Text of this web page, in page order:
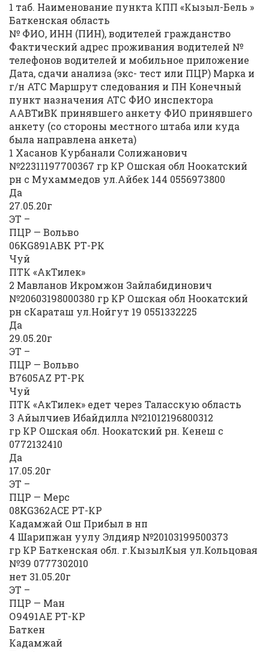
1 таб. Наименование пункта КПП «Кызыл-Бель »
Баткенская область
№ ФИО, ИНН (ПИН), водителей гражданство
Фактический адрес проживания водителей №
телефонов водителей и мобильное приложение
Дата, сдачи анализа (экс- тест или ПЦР) Марка и
г/н АТС Маршрут следования и ПН Конечный
пункт назначения АТС ФИО инспектора
ААВТиВК принявшего анкету ФИО принявшего
анкету (со стороны местного штаба или куда
была направлена анкета)
1 Хасанов Курбанали Солижанович
№22311197700367 гр КР Ошская обл Ноокатский
рн с Мухаммедов ул.Айбек 144 0556973800
Да
27.05.20г
ЭТ –
ПЦР — Вольво
06KG891ABK РТ-РК
Чуй
ПТК «АкТилек»
2 Мавланов Икромжон Зайлабидинович
№20603198000380 гр КР Ошская обл Ноокатский
рн сКараташ ул.Нойгут 19 0551332225
Да
29.05.20г
ЭТ –
ПЦР — Вольво
В7605АZ РТ-РК
Чуй
ПТК «АкТилек» едет через Таласскую область
3 Айылчиев Ибайдилла №21012196800312
гр КР Ошская обл. Ноокатский рн. Кенеш с
0772132410
Да
17.05.20г
ЭТ –
ПЦР — Мерс
08KG362ACE РТ-КР
Кадамжай Ош Прибыл в нп
4 Шарипжан уулу Элдияр №20103199500373
гр КР Баткенская обл. г.КызылКыя ул.Кольцовая
№39 0777302010
нет 31.05.20г
ЭТ –
ПЦР — Ман
О9491АЕ РТ-КР
Баткен
Кадамжай